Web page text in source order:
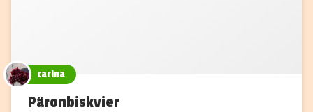
carina
Päronbiskvier